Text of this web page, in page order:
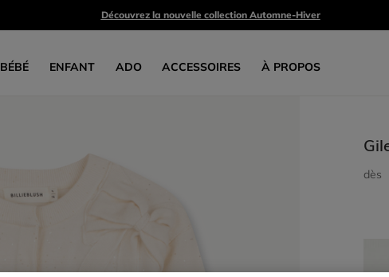
Découvrez la nouvelle collection Automne-Hiver
BÉBÉ ENFANT ADO ACCESSOIRES À PROPOS
dès